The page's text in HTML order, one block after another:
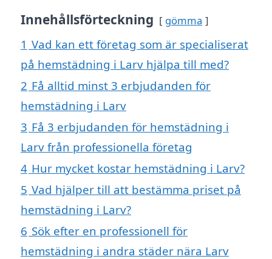
Innehållsförteckning gömma
1 Vad kan ett företag som är specialiserat
på hemstädning i Larv hjälpa till med?
2 Få alltid minst 3 erbjudanden för
hemstädning i Larv
3 Få 3 erbjudanden för hemstädning i
Larv från professionella företag
4 Hur mycket kostar hemstädning i Larv?
5 Vad hjälper till att bestämma priset på
hemstädning i Larv?
6 Sök efter en professionell för
hemstädning i andra städer nära Larv